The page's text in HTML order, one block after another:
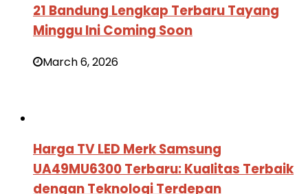
21 Bandung Lengkap Terbaru Tayang
Minggu Ini Coming Soon
March 6, 2026
Harga TV LED Merk Samsung
UA49MU6300 Terbaru: Kualitas Terbaik
dengan Teknologi Terdepan